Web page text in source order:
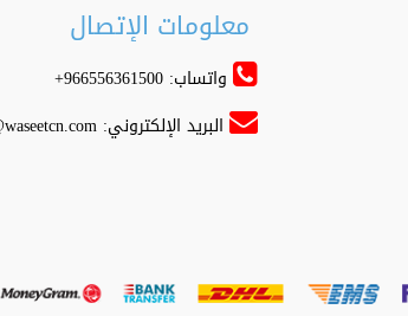
معلومات الإتصال
واتساب: 966556361500+
البريد الإلكتروني: